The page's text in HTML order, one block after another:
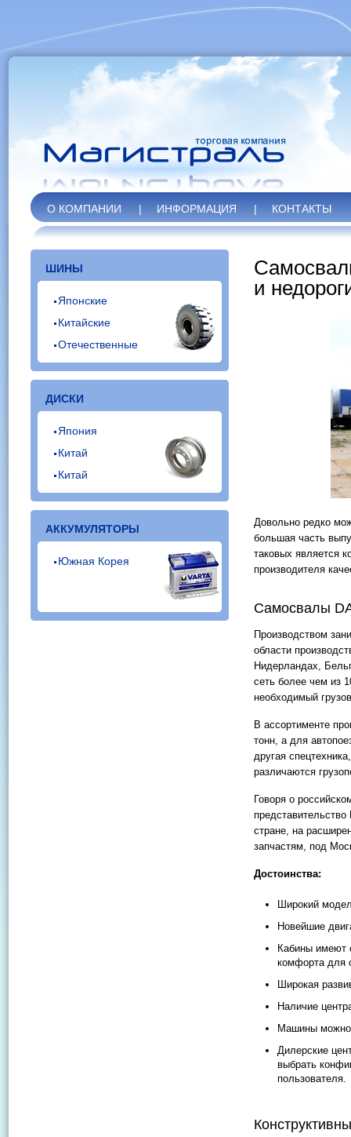
О КОМПАНИИ | ИНФОРМАЦИЯ | КОНТАКТЫ
ШИНЫ
Японские
Китайские
Отечественные
ДИСКИ
Япония
Китай
Китай
АККУМУЛЯТОРЫ
Южная Корея
и
Довольно редко
большая часть
таковых является
производителя
Самосвалы
Производством
области
Нидерландах,
сеть более чем из
необходимый
В ассортименте
тонн, а для
другая
различаются
Говоря о
стране, на
запчастям, под
Достоинства:
Широкий
Новейшие
Кабины имеют
комфорта для
Широкая
Наличие
Машины можно
Дилерские
выбрать
пользователя.